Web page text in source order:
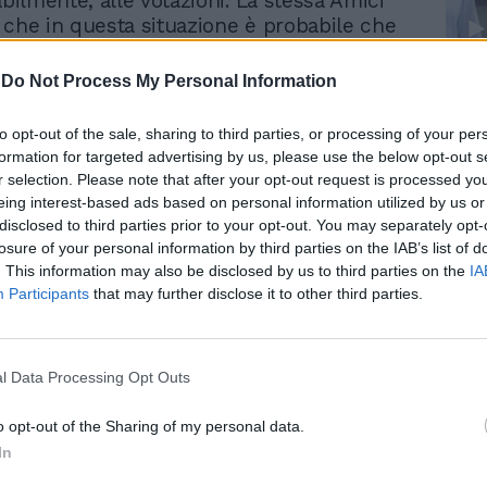
Do Not Process My Personal Information
opt-out of the sale, sharing to third parties, or processing of your
for targeted advertising by us, please use the below opt-out
selection. Please note that after your opt-out request is processed
interest-based ads based on personal information utilized by us
to third parties prior to your opt-out. You may separately
of your personal information by third parties on the IAB’s list of
This information may also be disclosed by us to third parties on the
Participants that may further disclose it to other third parties.
Data Processing Opt Outs
opt-out of the Sharing of my personal data.
che in questa situazione è probabile che
per stabilire il da farsi: prendere
proseguire il confronto. Sono 28 gli
finora presentati al ddl costituzionale,
numero riguarda solo i primi tre articoli
che si compone in tutto di undici
Italia decidesse quindi di portare in
ostruzionismo potrebbe presentare un
più elevato di proposte di modifica. É
del dibattito non sono contingentati
alle dichiarazioni di voto e al voto finale
Domani mattina poi ci sarà
dei capigruppo nel corso della quale,
Rudy Giuliani a Come States?
Trump, Meloni e la strategia
americana